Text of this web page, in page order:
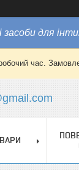
засоби для
час.